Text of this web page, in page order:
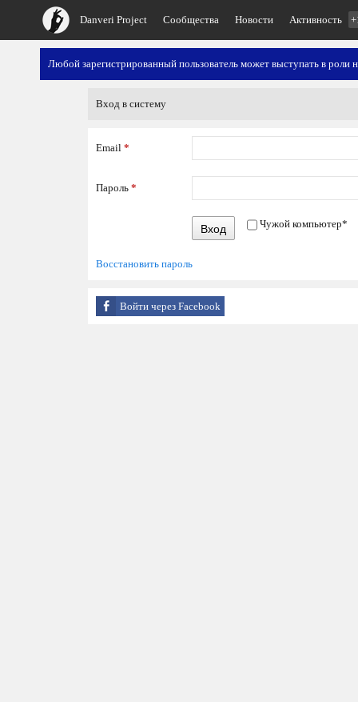
Danveri Project Сообщества Новости Активность
Любой зарегистрированный пользователь может выступать в роли
Вход в систему
Email *
Пароль *
Вход Чужой компьютер*
Восстановить пароль
Войти через Facebook